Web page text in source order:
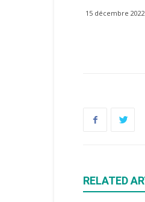
15 décembre 2022
RELATED